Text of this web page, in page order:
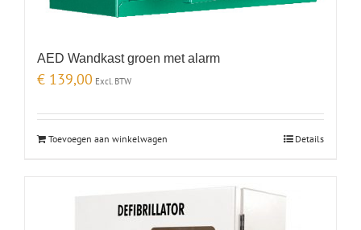
AED Wandkast groen met alarm
€ 139,00 Excl. BTW
Toevoegen aan winkelwagen Details